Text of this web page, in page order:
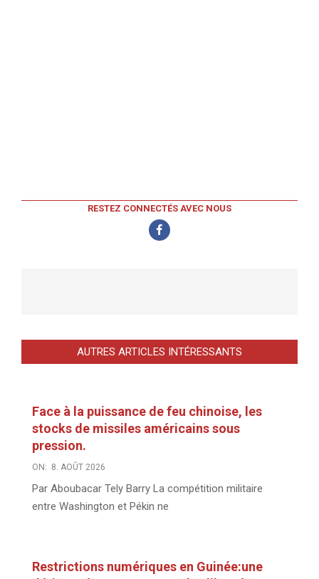
RESTEZ CONNECTÉS AVEC NOUS
AUTRES ARTICLES INTÉRESSANTS
Face à la puissance de feu chinoise, les
stocks de missiles américains sous
pression.
ON: 8. AOÛT 2026
Par Aboubacar Tely Barry La compétition militaire
entre Washington et Pékin ne
Restrictions numériques en Guinée:une